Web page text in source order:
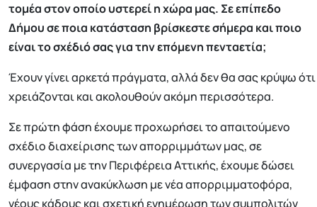
τομέα στον οποίο υστερεί η χώρα μας. Σε επίπεδο
Δήμου σε ποια κατάσταση βρίσκεστε σήμερα και ποιο
είναι το σχέδιό σας για την επόμενη πενταετία;
Έχουν γίνει αρκετά πράγματα, αλλά δεν θα σας κρύψω ότι
χρειάζονται και ακολουθούν ακόμη περισσότερα.
Σε πρώτη φάση έχουμε προχωρήσει το απαιτούμενο
σχέδιο διαχείρισης των απορριμμάτων μας, σε
συνεργασία με την Περιφέρεια Αττικής, έχουμε δώσει
έμφαση στην ανακύκλωση με νέα απορριμματοφόρα,
νέους κάδους και σχετική ενημέρωση των συμπολιτών